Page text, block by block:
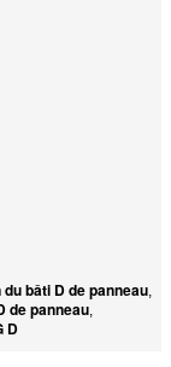
bâti D de panneau,
de panneau,
D